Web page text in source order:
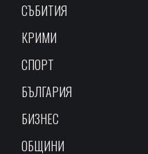
СЪБИТИЯ
КРИМИ
СПОРТ
БЪЛГАРИЯ
БИЗНЕС
ОБЩИНИ